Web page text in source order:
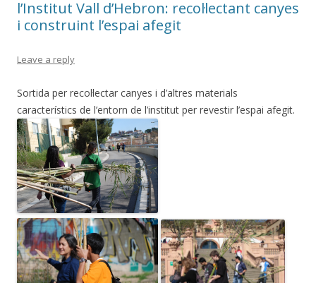
l’Institut Vall d’Hebron: recol·lectant canyes
i construint l’espai afegit
Leave a reply
Sortida per recol·lectar canyes i d’altres materials
característics de l’entorn de l’institut per revestir l’espai afegit.